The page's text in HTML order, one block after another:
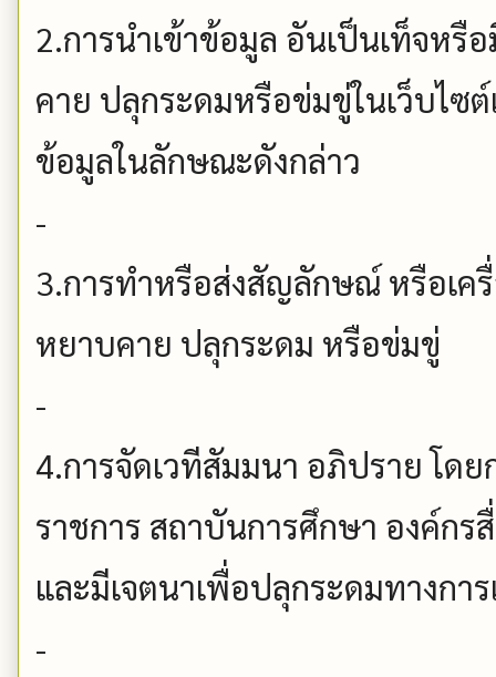
2.การนำเข้าข้อมูล อันเป็นเท็จห
คาย ปลุกระดมหรือข่มขู่ในเว็บไซ
ข้อมูลในลักษณะดังกล่าว
-
3.การทำหรือส่งสัญลักษณ์ หรือเค
หยาบคาย ปลุกระดม หรือข่มขู่
-
4.การจัดเวทีสัมมนา อภิปราย โด
ราชการ สถาบันการศึกษา องค์ก
และมีเจตนาเพื่อปลุกระดมทางการ
-